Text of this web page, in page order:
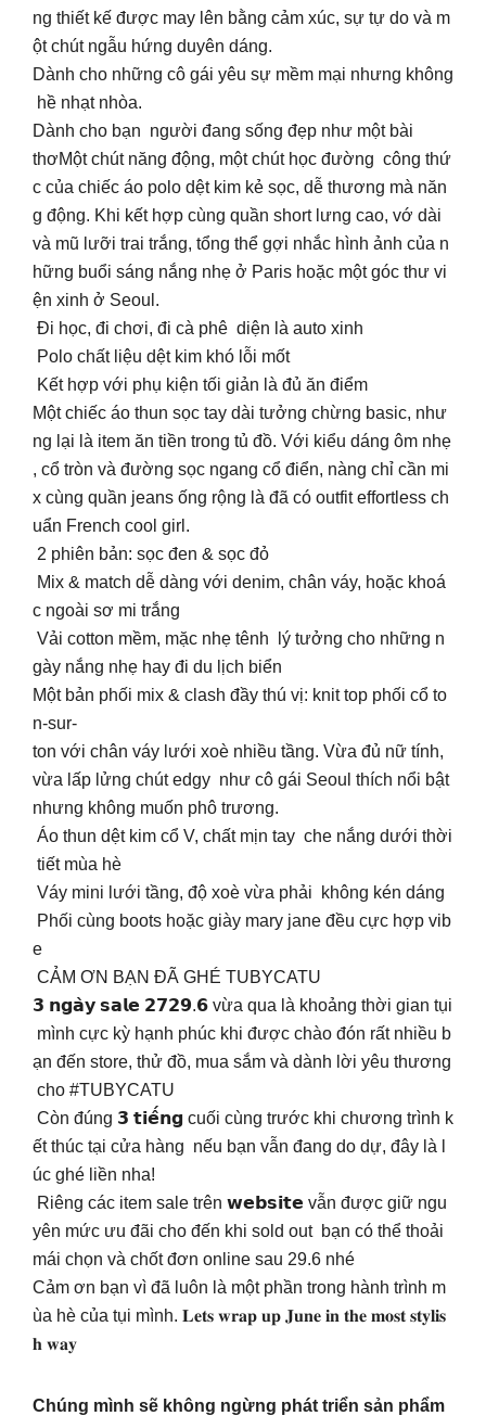
ng thiết kế được may lên bằng cảm xúc, sự tự do và m
ột chút ngẫu hứng duyên dáng.
Dành cho những cô gái yêu sự mềm mại nhưng không
hề nhạt nhòa.
Dành cho bạn người đang sống đẹp như một bài
thơMột chút năng động, một chút học đường công thứ
c của chiếc áo polo dệt kim kẻ sọc, dễ thương mà năn
g động. Khi kết hợp cùng quần short lưng cao, vớ dài
và mũ lưỡi trai trắng, tổng thể gợi nhắc hình ảnh của n
hững buổi sáng nắng nhẹ ở Paris hoặc một góc thư vi
ện xinh ở Seoul.
Đi học, đi chơi, đi cà phê diện là auto xinh
Polo chất liệu dệt kim khó lỗi mốt
Kết hợp với phụ kiện tối giản là đủ ăn điểm
Một chiếc áo thun sọc tay dài tưởng chừng basic, như
ng lại là item ăn tiền trong tủ đồ. Với kiểu dáng ôm nhẹ
, cổ tròn và đường sọc ngang cổ điển, nàng chỉ cần mi
x cùng quần jeans ống rộng là đã có outfit effortless ch
uẩn French cool girl.
2 phiên bản: sọc đen & sọc đỏ
Mix & match dễ dàng với denim, chân váy, hoặc khoá
c ngoài sơ mi trắng
Vải cotton mềm, mặc nhẹ tênh lý tưởng cho những n
gày nắng nhẹ hay đi du lịch biển
Một bản phối mix & clash đầy thú vị: knit top phối cổ to
n-sur-
ton với chân váy lưới xoè nhiều tầng. Vừa đủ nữ tính,
vừa lấp lửng chút edgy như cô gái Seoul thích nổi bật
nhưng không muốn phô trương.
Áo thun dệt kim cổ V, chất mịn tay che nắng dưới thời
tiết mùa hè
Váy mini lưới tầng, độ xoè vừa phải không kén dáng
Phối cùng boots hoặc giày mary jane đều cực hợp vib
e
CẢM ƠN BẠN ĐÃ GHÉ TUBYCATU
𝟯 𝗻𝗴𝗮̀𝘆 𝘀𝗮𝗹𝗲 𝟮𝟳𝟮𝟵.𝟲 vừa qua là khoảng thời gian tụi
mình cực kỳ hạnh phúc khi được chào đón rất nhiều b
ạn đến store, thử đồ, mua sắm và dành lời yêu thương
cho #TUBYCATU
Còn đúng 𝟯 𝘁𝗶𝗲̂́𝗻𝗴 cuối cùng trước khi chương trình k
ết thúc tại cửa hàng nếu bạn vẫn đang do dự, đây là l
úc ghé liền nha!
Riêng các item sale trên 𝘄𝗲𝗯𝘀𝗶𝘁𝗲 vẫn được giữ ngu
yên mức ưu đãi cho đến khi sold out bạn có thể thoải
mái chọn và chốt đơn online sau 29.6 nhé
Cảm ơn bạn vì đã luôn là một phần trong hành trình m
ùa hè của tụi mình. 𝐋𝐞𝐭𝐬 𝐰𝐫𝐚𝐩 𝐮𝐩 𝐉𝐮𝐧𝐞 𝐢𝐧 𝐭𝐡𝐞 𝐦𝐨𝐬𝐭 𝐬𝐭𝐲𝐥𝐢𝐬
𝐡 𝐰𝐚𝐲
Chúng mình sẽ không ngừng phát triển sản phẩm